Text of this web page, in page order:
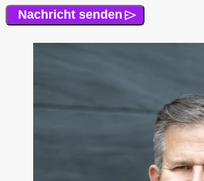
Nachricht senden